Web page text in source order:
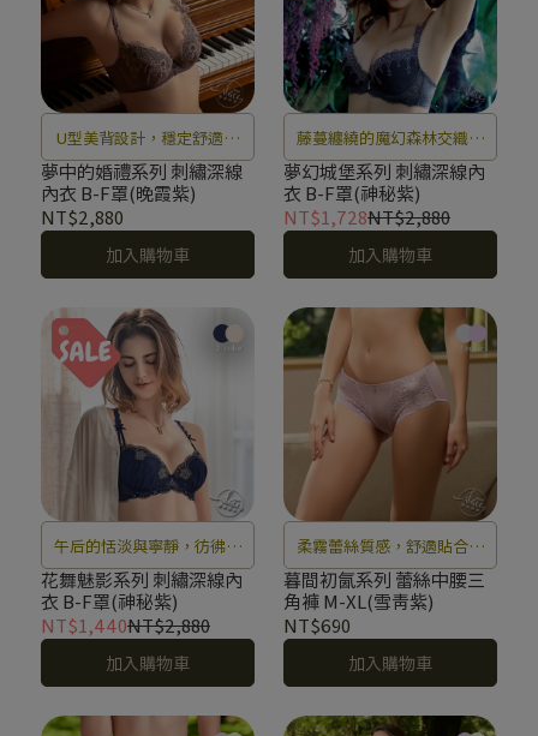
U型美背設計，穩定舒適不
移位
夢中的婚禮系列 刺繡深線
內衣 B-F罩(晚霞紫)
NT$2,880
加入購物車
藤蔓纏繞的魔幻森林交織閃
爍的古堡榮耀，在霧氣瀰漫
的童話夢境中，刻劃愛情的
神祕境地。
夢幻城堡系列 刺繡深線內
衣 B-F罩(神秘紫)
NT$1,728NT$2,880
加入購物車
午后的恬淡與寧靜，彷彿拾
起夢想中的花朵，在心頭綻
放輕舞、優雅的旋律。
花舞魅影系列 刺繡深線內
衣 B-F罩(神秘紫)
NT$1,440NT$2,880
加入購物車
柔霧蕾絲質感，舒適貼合曲
線
暮間初氤系列 蕾絲中腰三
角褲 M-XL(雪青紫)
NT$690
加入購物車